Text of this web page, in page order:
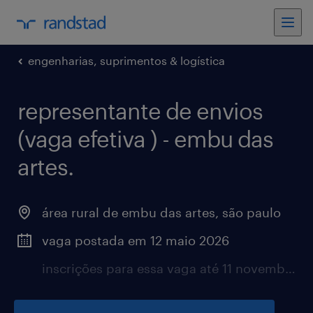
engenharias, suprimentos & logística
representante de envios
(vaga efetiva ) - embu das
artes.
área rural de embu das artes, são paulo
vaga postada em 12 maio 2026
inscrições para essa vaga até 11 novembro 2026